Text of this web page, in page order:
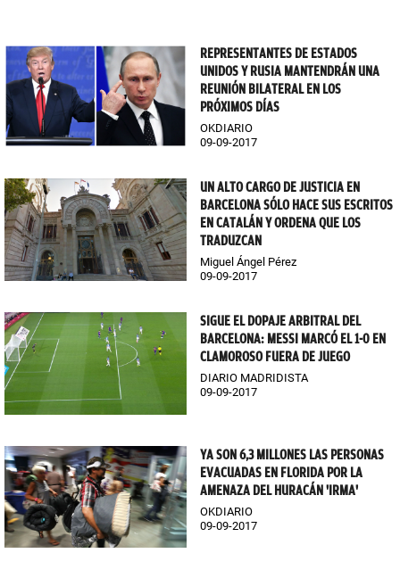
REPRESENTANTES DE ESTADOS
UNIDOS Y RUSIA MANTENDRÁN UNA
REUNIÓN BILATERAL EN LOS
PRÓXIMOS DÍAS
OKDIARIO
09-09-2017
UN ALTO CARGO DE JUSTICIA EN
BARCELONA SÓLO HACE SUS ESCRITOS
EN CATALÁN Y ORDENA QUE LOS
TRADUZCAN
Miguel Ángel Pérez
09-09-2017
SIGUE EL DOPAJE ARBITRAL DEL
BARCELONA: MESSI MARCÓ EL 1-0 EN
CLAMOROSO FUERA DE JUEGO
DIARIO MADRIDISTA
09-09-2017
YA SON 6,3 MILLONES LAS PERSONAS
EVACUADAS EN FLORIDA POR LA
AMENAZA DEL HURACÁN 'IRMA'
OKDIARIO
09-09-2017